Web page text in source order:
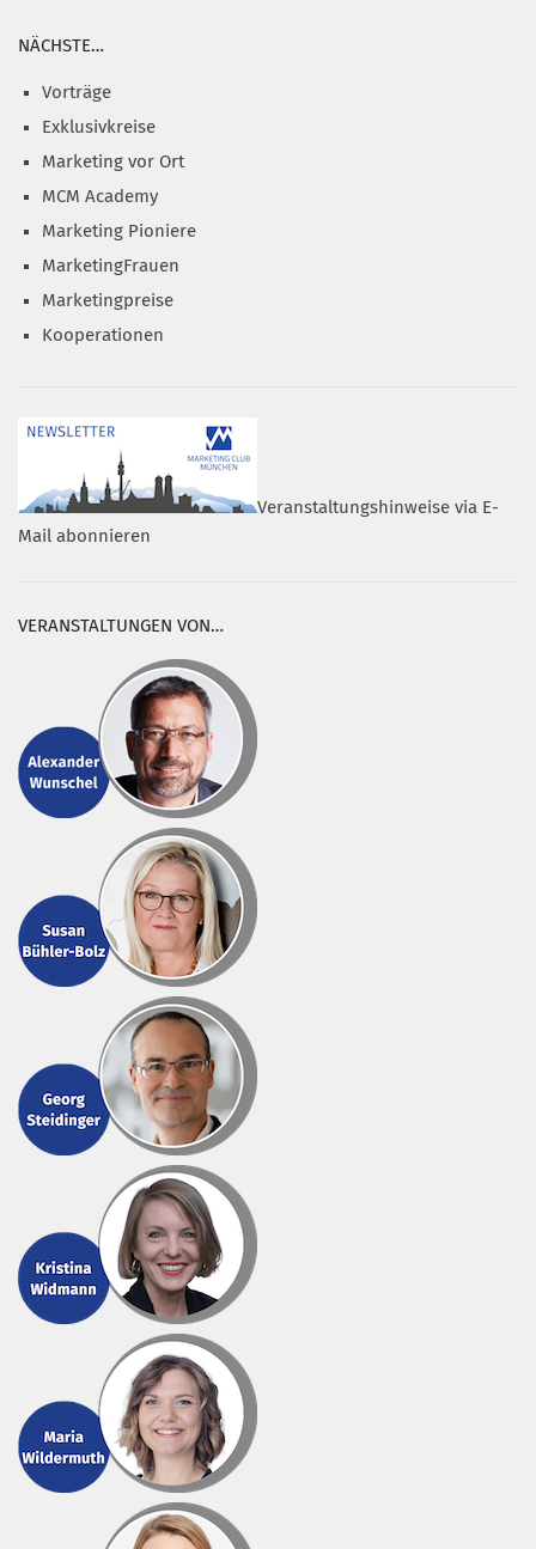
NÄCHSTE…
Vorträge
Exklusivkreise
Marketing vor Ort
MCM Academy
Marketing Pioniere
MarketingFrauen
Marketingpreise
Kooperationen
Veranstaltungshinweise via E-
Mail abonnieren
VERANSTALTUNGEN VON…